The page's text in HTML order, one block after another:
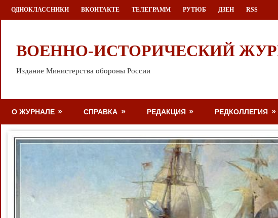
Перейти
к
ОДНОКЛАССНИКИ ВКОНТАКТЕ ТЕЛЕГРАММ РУТЮБ ДЗЕН RSS
ВОЕННО-ИСТОРИЧЕСКИЙ
Издание Министерства обороны России
О ЖУРНАЛЕ СПРАВКА РЕДАКЦИЯ РЕДКОЛЛЕГИЯ